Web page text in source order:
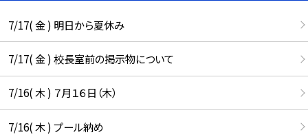
7/17( 金 ) 明日から夏休み
7/17( 金 ) 校長室前の掲示物について
7/16( 木 ) ７月１６日（木）
7/16( 木 ) プール納め